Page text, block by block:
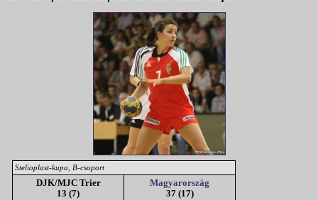
Stelioplast-kupa, B-csoport
DJK/MJC Trier
13 (7)
Magyarország
37 (17)